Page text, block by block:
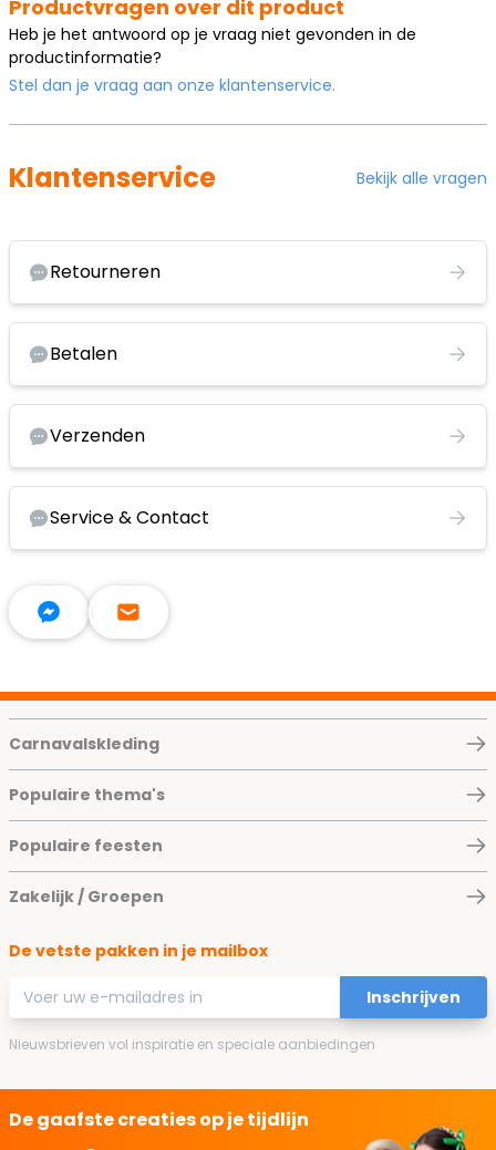
Productvragen over dit product
Heb je het antwoord op je vraag niet gevonden in de
productinformatie?
Stel dan je vraag aan onze klantenservice.
Klantenservice Bekijk alle vragen
Retourneren
Betalen
Verzenden
Service & Contact
Carnavalskleding
Populaire thema's
Populaire feesten
Zakelijk / Groepen
De vetste pakken in je mailbox
E-mailadres
Inschrijven
Nieuwsbrieven vol inspiratie en speciale aanbiedingen
De gaafste creaties op je tijdlijn